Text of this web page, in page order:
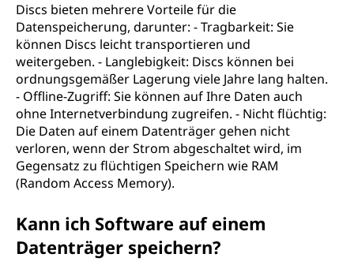
Discs bieten mehrere Vorteile für die
Datenspeicherung, darunter: - Tragbarkeit: Sie
können Discs leicht transportieren und
weitergeben. - Langlebigkeit: Discs können bei
ordnungsgemäßer Lagerung viele Jahre lang halten.
- Offline-Zugriff: Sie können auf Ihre Daten auch
ohne Internetverbindung zugreifen. - Nicht flüchtig:
Die Daten auf einem Datenträger gehen nicht
verloren, wenn der Strom abgeschaltet wird, im
Gegensatz zu flüchtigen Speichern wie RAM
(Random Access Memory).
Kann ich Software auf einem
Datenträger speichern?